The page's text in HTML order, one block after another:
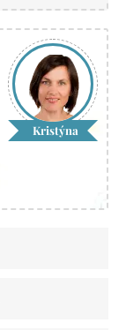
Kristýna